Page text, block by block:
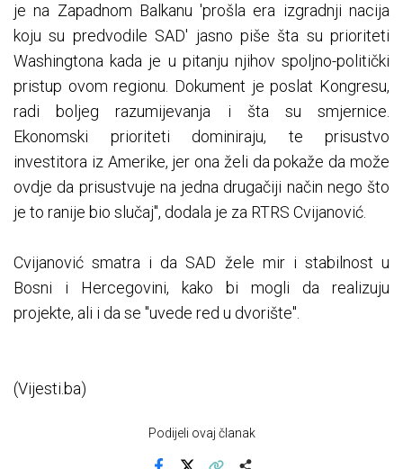
je na Zapadnom Balkanu 'prošla era izgradnji nacija
koju su predvodile SAD' jasno piše šta su prioriteti
Washingtona kada je u pitanju njihov spoljno-politički
pristup ovom regionu. Dokument je poslat Kongresu,
radi boljeg razumijevanja i šta su smjernice.
Ekonomski prioriteti dominiraju, te prisustvo
investitora iz Amerike, jer ona želi da pokaže da može
ovdje da prisustvuje na jedna drugačiji način nego što
je to ranije bio slučaj", dodala je za RTRS Cvijanović.
Cvijanović smatra i da SAD žele mir i stabilnost u
Bosni i Hercegovini, kako bi mogli da realizuju
projekte, ali i da se "uvede red u dvorište".
(Vijesti.ba)
Podijeli ovaj članak